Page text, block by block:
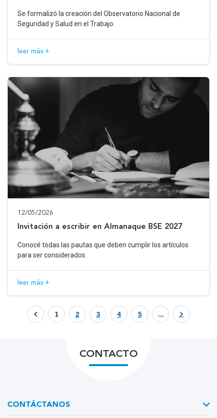
Se formalizó la creación del Observatorio Nacional de
Seguridad y Salud en el Trabajo.
leer más +
12/05/2026
Invitación a escribir en Almanaque BSE 2027
Conocé todas las pautas que deben cumplir los artículos
para ser considerados.
leer más +
1 2 3 4 5 ...
CONTACTO
CONTÁCTANOS